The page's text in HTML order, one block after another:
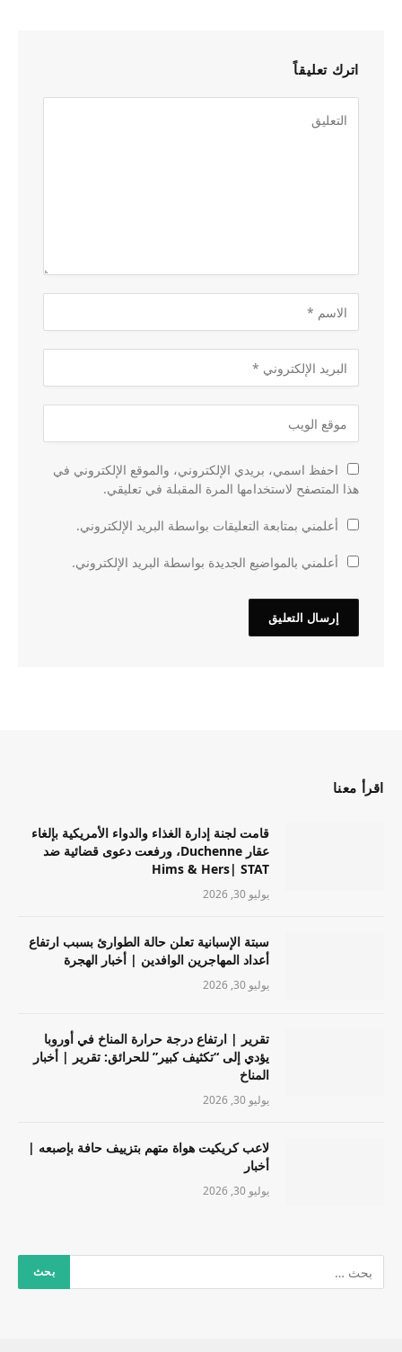
اترك تعليقاً
احفظ اسمي، بريدي الإلكتروني، والموقع الإلكتروني في
هذا المتصفح لاستخدامها المرة المقبلة في تعليقي.
أعلمني بمتابعة التعليقات بواسطة البريد الإلكتروني.
أعلمني بالمواضيع الجديدة بواسطة البريد الإلكتروني.
اقرأ معنا
قامت لجنة إدارة الغذاء والدواء الأمريكية بإلغاء
عقار Duchenne، ورفعت دعوى قضائية ضد
Hims & Hers| STAT
يوليو 30, 2026
سبتة الإسبانية تعلن حالة الطوارئ بسبب ارتفاع
أعداد المهاجرين الوافدين | أخبار الهجرة
يوليو 30, 2026
تقرير | ارتفاع درجة حرارة المناخ في أوروبا
يؤدي إلى “تكثيف كبير” للحرائق: تقرير | أخبار
المناخ
يوليو 30, 2026
لاعب كريكيت هواة متهم بتزييف حافة بإصبعه |
أخبار
يوليو 30, 2026